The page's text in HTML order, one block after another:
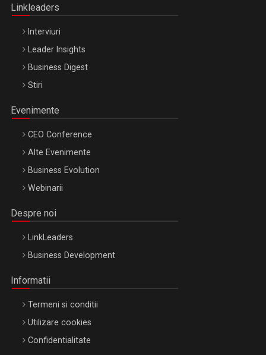
Linkleaders
Interviuri
Leader Insights
Business Digest
Stiri
Evenimente
CEO Conference
Alte Evenimente
Business Evolution
Webinarii
Despre noi
LinkLeaders
Business Development
Informatii
Termeni si conditii
Utilizare cookies
Confidentialitate